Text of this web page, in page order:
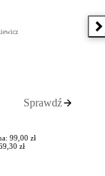
Sprawdź
99,00 zł
zł